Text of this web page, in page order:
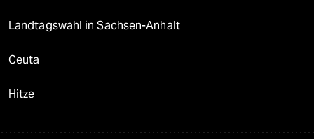
Landtagswahl in Sachsen-Anhalt
Ceuta
Hitze